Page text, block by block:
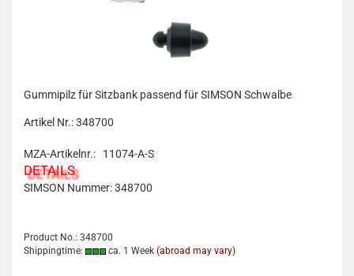
Gummipilz für Sitzbank passend für SIMSON Schwalbe
Artikel Nr.: 348700
MZA-Artikelnr.: 11074-A-S
DETAILS
SIMSON Nummer: 348700
Product No.: 348700
Shippingtime:
ca. 1 Week (abroad may vary)